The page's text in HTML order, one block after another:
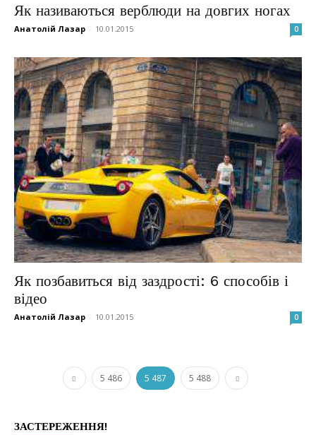
Як називаються верблюди на довгих ногах
Анатолій Лазар - 10.01.2015 0
Як позбавиться від заздрості: 6 способів і
відео
Анатолій Лазар - 10.01.2015 0
5 486 5 487 5 488
ЗАСТЕРЕЖЕННЯ!